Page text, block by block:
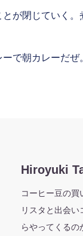
が閉じていく
で朝カレーだぜ。
HiroyukiWeb
コーヒー豆の
リスタと出会
らやってくる